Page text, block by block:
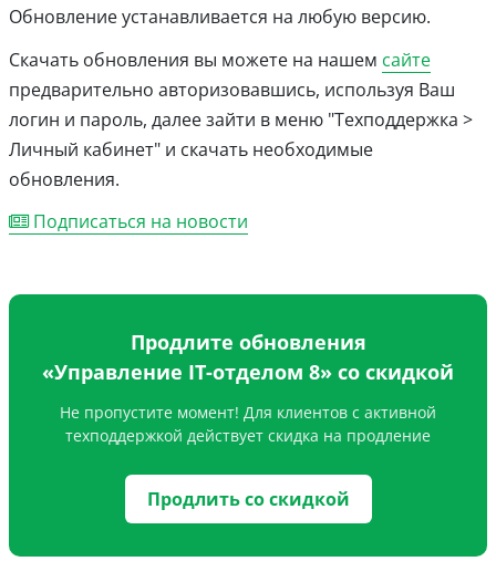
Обновление устанавливается на любую версию.
Скачать обновления вы можете на нашем сайте
предварительно авторизовавшись, используя Ваш
логин и пароль, далее зайти в меню "Техподдержка >
Личный кабинет" и скачать необходимые
обновления.
Подписаться на новости
Продлите обновления
«Управление IT-отделом 8» со скидкой
Не пропустите момент! Для клиентов с активной
техподдержкой действует скидка на продление
Продлить со скидкой